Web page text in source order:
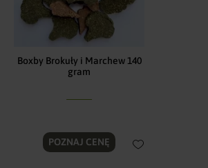
Boxby Brokuły i Marchew 140
gram
POZNAJ CENĘ